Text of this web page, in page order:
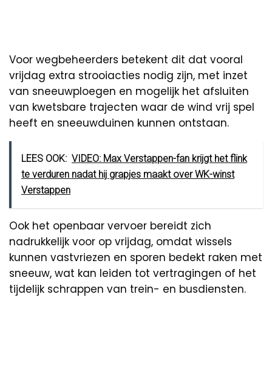
Voor wegbeheerders betekent dit dat vooral
vrijdag extra strooiacties nodig zijn, met inzet
van sneeuwploegen en mogelijk het afsluiten
van kwetsbare trajecten waar de wind vrij spel
heeft en sneeuwduinen kunnen ontstaan.
LEES OOK: VIDEO: Max Verstappen-fan krijgt het flink
te verduren nadat hij grapjes maakt over WK-winst
Verstappen
Ook het openbaar vervoer bereidt zich
nadrukkelijk voor op vrijdag, omdat wissels
kunnen vastvriezen en sporen bedekt raken met
sneeuw, wat kan leiden tot vertragingen of het
tijdelijk schrappen van trein- en busdiensten.